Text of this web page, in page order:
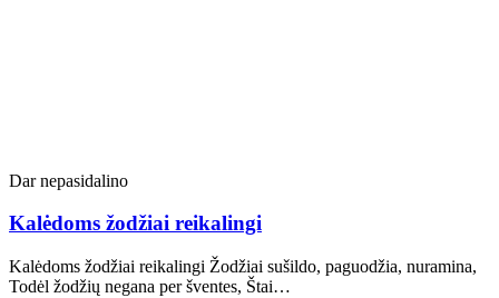
Dar nepasidalino
Kalėdoms žodžiai reikalingi
Kalėdoms žodžiai reikalingi Žodžiai sušildo, paguodžia, nuramina,
Todėl žodžių negana per šventes, Štai…